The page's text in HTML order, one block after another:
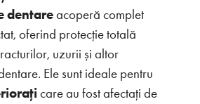
dentareacoperă complet
oferind protecție totală
uzurii și altor
Ele sunt ideale pentru
care au fost afectați de